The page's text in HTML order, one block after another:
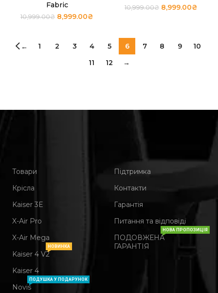
Fabric
10,999.00₴ 8,999.00₴
10,999.00₴ 8,999.00₴
← 1 2 3 4 5 6 7 8 9
10
11
12 →
Товари
Крісла
Kaiser 3Е
X-Air Pro
X-Air Mega
Kaiser 4 V2
НОВИНКА
Kaiser 4
Novis
ПОДУШКА У ПОДАРУНОК
Підтримка
Контакти
Гарантія
Питання та відповіді
ПОДОВЖЕНА
ГАРАНТІЯ
НОВА ПРОПОЗИЦІЯ